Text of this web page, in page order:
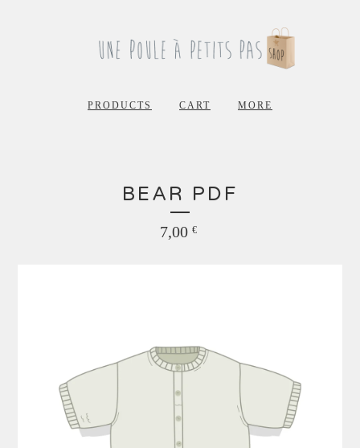
PRODUCTS CART MORE
BEAR PDF
7,00 €